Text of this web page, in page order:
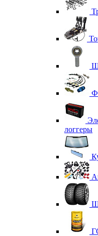
логгеры